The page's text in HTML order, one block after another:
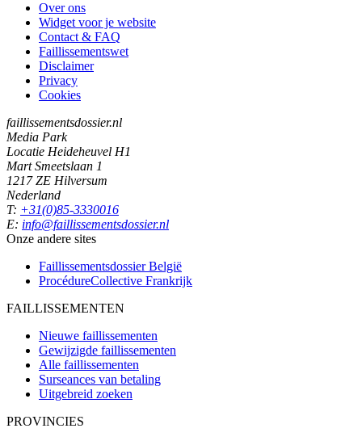
Over ons
Widget voor je website
Contact & FAQ
Faillissementswet
Disclaimer
Privacy
Cookies
faillissementsdossier.nl
Media Park
Locatie Heideheuvel H1
Mart Smeetslaan 1
1217 ZE Hilversum
Nederland
T: +31(0)85-3330016
E: info@faillissementsdossier.nl
Onze andere sites
Faillissementsdossier België
ProcédureCollective Frankrijk
FAILLISSEMENTEN
Nieuwe faillissementen
Gewijzigde faillissementen
Alle faillissementen
Surseances van betaling
Uitgebreid zoeken
PROVINCIES